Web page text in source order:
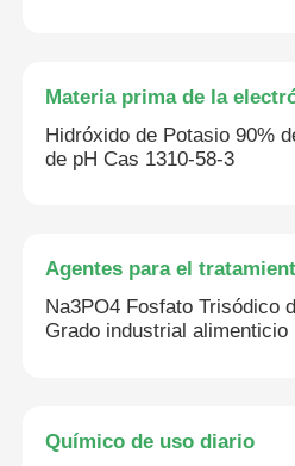
Materia prima de la
Hidróxido de Potasio 90%
de pH Cas 1310-58-3
Agentes para el
Na3PO4 Fosfato Trisódico
Grado industrial alimenticio
Químico de uso diario